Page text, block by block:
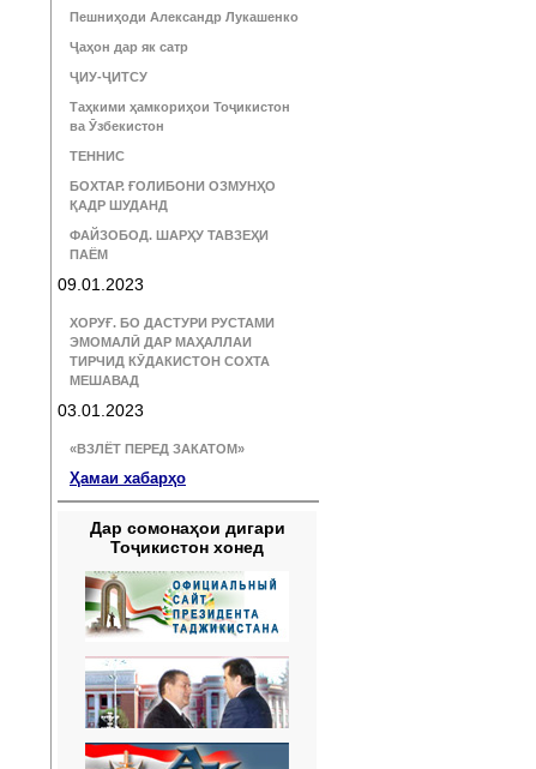
Пешниҳоди Александр Лукашенко
Ҷаҳон дар як сатр
ҶИУ-ҶИТСУ
Таҳкими ҳамкориҳои Тоҷикистон
ва Ӯзбекистон
ТЕННИС
БОХТАР. ҒОЛИБОНИ ОЗМУНҲО
ҚАДР ШУДАНД
ФАЙЗОБОД. ШАРҲУ ТАВЗЕҲИ
ПАЁМ
09.01.2023
ХОРУҒ. БО ДАСТУРИ РУСТАМИ
ЭМОМАЛӢ ДАР МАҲАЛЛАИ
ТИРЧИД КӮДАКИСТОН СОХТА
МЕШАВАД
03.01.2023
«ВЗЛЁТ ПЕРЕД ЗАКАТОМ»
Ҳамаи хабарҳо
Дар сомонаҳои дигари
Тоҷикистон хонед